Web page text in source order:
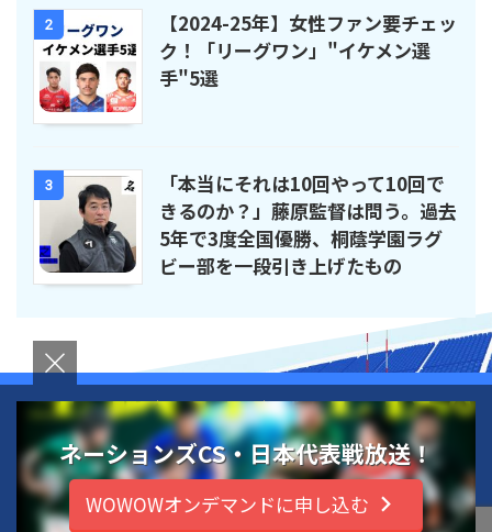
2
【2024-25年】女性ファン要チェッ
ク！「リーグワン」"イケメン選
手"5選
3
「本当にそれは10回やって10回で
きるのか？」藤原監督は問う。過去
5年で3度全国優勝、桐蔭学園ラグ
ビー部を一段引き上げたもの
運営者情報 お問い合わせ プライバシーポリシー
ラグビー新時代を読む
ネーションズCS・日本代表戦放送！
WOWOWオンデマンドに申し込む